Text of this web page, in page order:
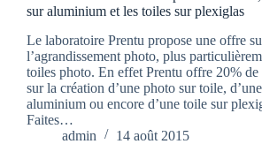
sur aluminium et les toiles sur plexiglas
Le laboratoire Prentu propose une offre
l’agrandissement photo, plus
toiles photo. En effet Prentu offre 20% de
sur la création d’une photo sur toile,
aluminium ou encore d’une toile sur
Faites…
admin
14 août 2015